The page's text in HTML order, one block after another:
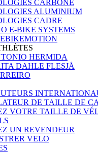
CARBONE
ALUMINIUM
CADRE
E-BIKE SYSTEMS
HERMIDA
DAHLE FLESJÅ
DE TAILLE DE
VOTRE TAILLE DE
UN REVENDEUR
VELO